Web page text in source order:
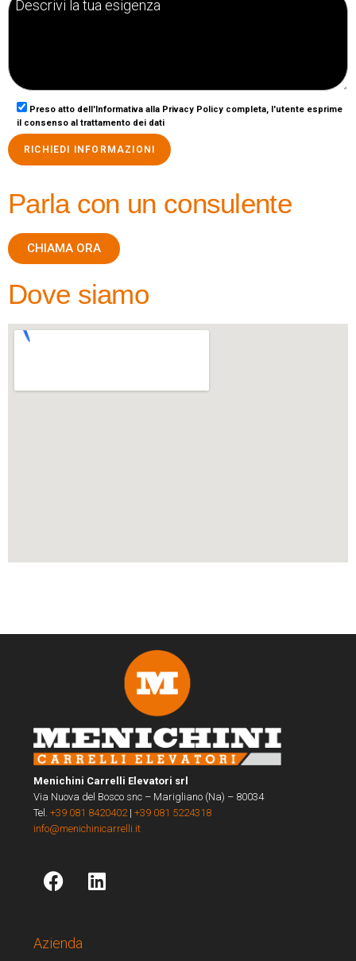
Preso atto dell'Informativa alla Privacy Policy completa, l'utente esprime
il consenso al trattamento dei dati
Parla con un consulente
CHIAMA ORA
Dove siamo
Menichini Carrelli Elevatori srl
Via Nuova del Bosco snc – Marigliano (Na) – 80034
Tel.+39 081 8420402|+39 081 5224318
info@menichinicarrelli.it
Azienda